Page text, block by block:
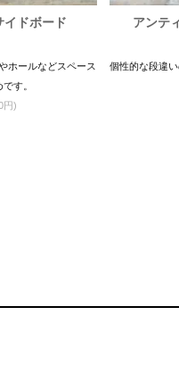
イドボード
ホールなどスペース
す。
円)
アンテ
個性的な段違